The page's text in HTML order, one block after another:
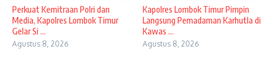
Perkuat Kemitraan Polri dan
Media, Kapolres Lombok Timur
Gelar Si ...
Agustus 8, 2026
Kapolres Lombok Timur Pimpin
Langsung Pemadaman Karhutla di
Kawas ...
Agustus 8, 2026